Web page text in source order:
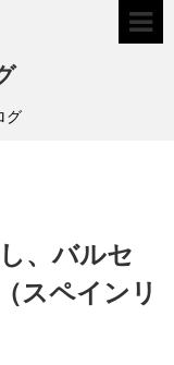
グ
、バルセ
スペインリ